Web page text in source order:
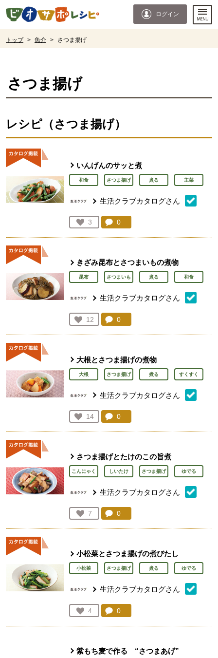
ページの先頭です。
ログイン
トップ > 魚介 > さつま揚げ
さつま揚げ
レシピ（さつま揚げ）
いんげんのサッと煮
和食 さつま揚げ 煮る 主菜
生活クラブカタログさん
お気に入り登録：
3
人が登録
コメント：
0
きざみ昆布とさつまいもの煮物
昆布 さつまいも 煮る 和食
生活クラブカタログさん
お気に入り登録：
12
人が登録
コメント：
0
大根とさつま揚げの煮物
大根 さつま揚げ 煮る すくすく
生活クラブカタログさん
お気に入り登録：
14
人が登録
コメント：
0
さつま揚げとたけのこの旨煮
こんにゃく しいたけ さつま揚げ ゆでる
生活クラブカタログさん
お気に入り登録：
7
人が登録
コメント：
0
小松菜とさつま揚げの煮びたし
小松菜 さつま揚げ 煮る ゆでる
生活クラブカタログさん
お気に入り登録：
4
人が登録
コメント：
0
紫もち麦で作る “さつまあげ”